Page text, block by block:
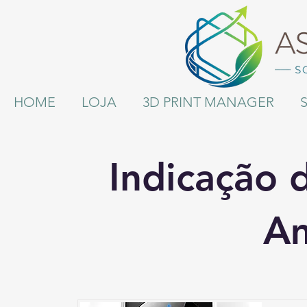
HOME LOJA 3D PRINT MANAGER
Indicação